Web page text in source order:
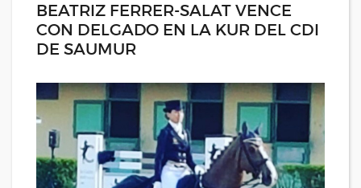
BEATRIZ FERRER-SALAT VENCE
CON DELGADO EN LA KUR DEL CDI
DE SAUMUR